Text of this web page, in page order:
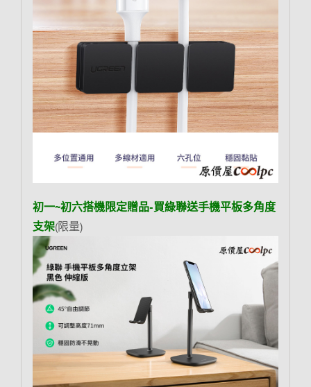
初一~初六搭機限定贈品-買綠聯送手機平板多角度
支架(限量)